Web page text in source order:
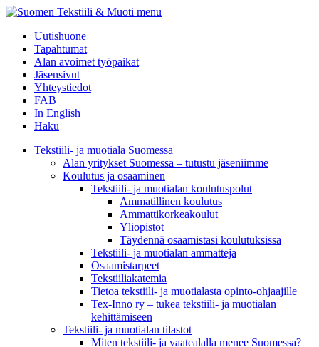
menu
Uutishuone
Tapahtumat
Alan avoimet työpaikat
Jäsensivut
Yhteystiedot
FAB
In English
Haku
Tekstiili- ja muotiala Suomessa
Alan yritykset Suomessa – tutustu jäseniimme
Koulutus ja osaaminen
Tekstiili- ja muotialan koulutuspolut
Ammatillinen koulutus
Ammattikorkeakoulut
Yliopistot
Täydennä osaamistasi koulutuksissa
Tekstiili- ja muotialan ammatteja
Osaamistarpeet
Tekstiiliakatemia
Tietoa tekstiili- ja muotialasta opinto-ohjaajille
Tex-Inno ry – tukea tekstiili- ja muotialan
kehittämiseen
Tekstiili- ja muotialan tilastot
Miten tekstiili- ja vaatealalla menee Suomessa?